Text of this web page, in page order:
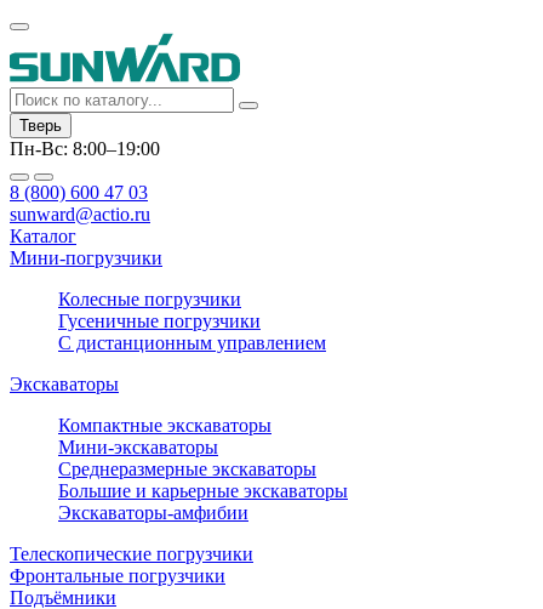
Тверь
Пн-Вс: 8:00–19:00
8 (800) 600 47 03
sunward@actio.ru
Каталог
Мини-погрузчики
Колесные погрузчики
Гусеничные погрузчики
С дистанционным управлением
Экскаваторы
Компактные экскаваторы
Мини-экскаваторы
Среднеразмерные экскаваторы
Большие и карьерные экскаваторы
Экскаваторы-амфибии
Телескопические погрузчики
Фронтальные погрузчики
Подъёмники